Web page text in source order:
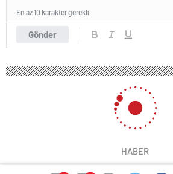
Gönder
En az 10 karakter gerekli